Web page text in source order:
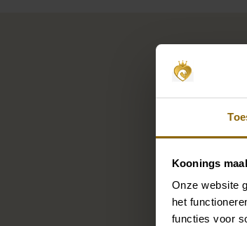
Koonings
Onze website
het
functies voor